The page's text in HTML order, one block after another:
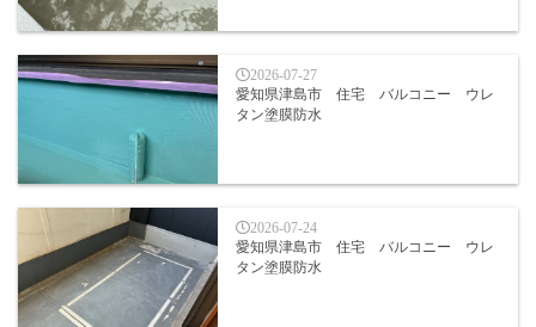
2026-07-27
愛知県津島市 住宅 バルコニー ウレ
タン塗膜防水
2026-07-24
愛知県津島市 住宅 バルコニー ウレ
タン塗膜防水